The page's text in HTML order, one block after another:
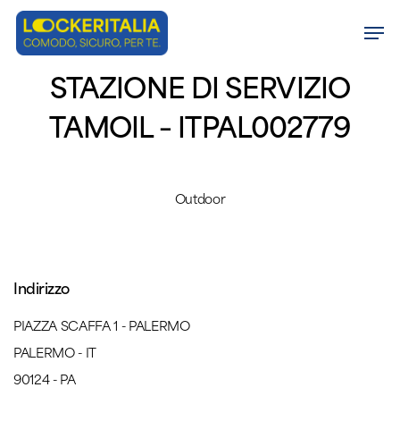
Skip
contentSTAZIONE DI SERVIZIO
TAMOIL – ITPAL002779
Outdoor
Indirizzo
PIAZZA SCAFFA 1 - PALERMO
PALERMO - IT
90124 - PA